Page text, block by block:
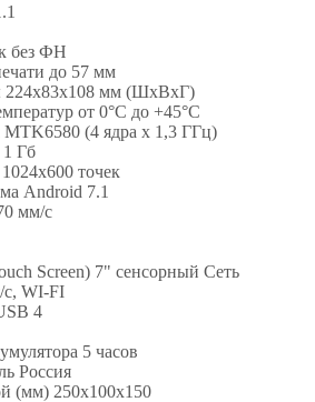
без ФН
до 57 мм
224х83х108 мм (ШхВхГ)
от 0°С до +45°C
(4 ядра х 1,3 ГГц)
1 Гб
точек
Android 7.1
мм/с
Screen) 7" сенсорный Сеть
WI-FI
4
5 часов
Россия
(мм) 250x100x150